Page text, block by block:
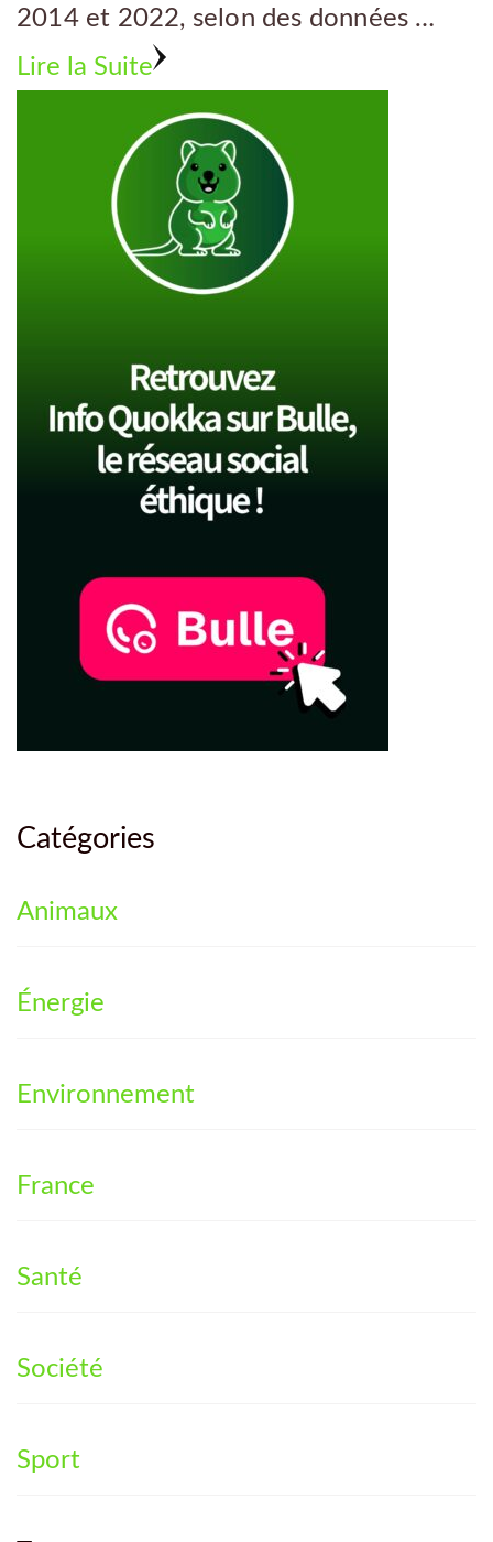
2014 et 2022, selon des données …
Lire la Suite
Catégories
Animaux
Énergie
Environnement
France
Santé
Société
Sport